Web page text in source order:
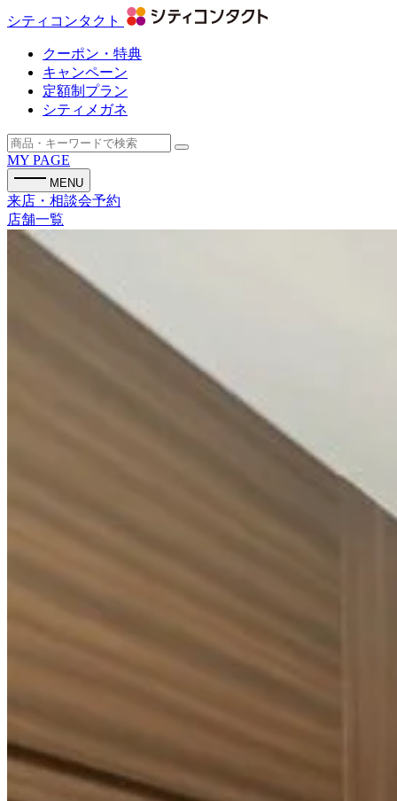
シティコンタクト
クーポン・特典
キャンペーン
定額制プラン
シティメガネ
MY PAGE
MENU
来店・相談会予約
店舗一覧